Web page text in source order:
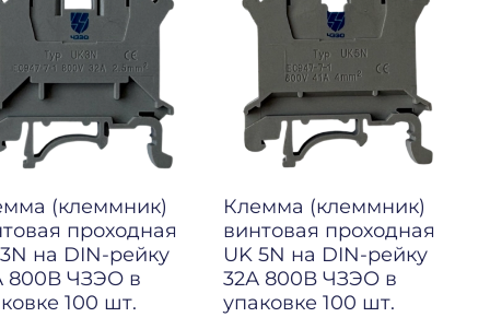
(клеммник)
проходная
на DIN-рейку
800В ЧЗЭО в
100 шт.
Клемма (клеммник)
винтовая проходная
UK 5N на DIN-рейку
32А 800В ЧЗЭО в
упаковке 100 шт.